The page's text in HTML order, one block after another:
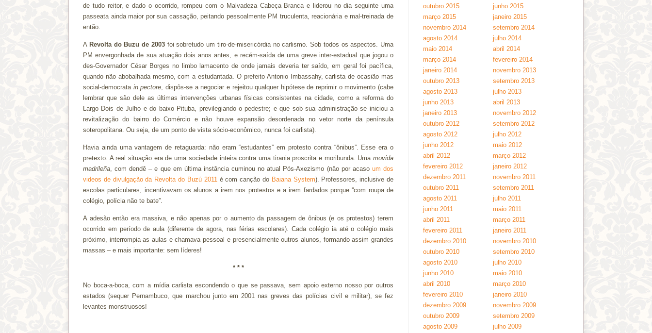
de tudo reitor, e dado o ocorrido, rompeu com o Malvadeza Cabeça Branca e liderou no dia seguinte uma
passeata ainda maior por sua cassação, peitando pessoalmente PM truculenta, reacionária e mal-treinada de
então.
A Revolta do Buzu de 2003foi sobretudo um tiro-de-misericórdia no carlismo. Sob todos os aspectos. Uma
PM envergonhada de sua atuação dois anos antes, e recém-saída de uma greve inter-estadual que jogou o
des-Governador César Borges no limbo lamacento de onde jamais deveria ter saído, em geral foi pacífica,
quando não abobalhada mesmo, com a estudantada. O prefeito Antonio Imbassahy, carlista de ocasião mas
social-democrata in pectore, dispôs-se a negociar e rejeitou qualquer hipótese de reprimir o movimento (cabe
lembrar que são dele as últimas intervenções urbanas físicas consistentes na cidade, como a reforma do
Largo Dois de Julho e do baixo Pituba, previlegiando o pedestre; e que sob sua administração se iniciou a
revitalização do bairro do Comércio e não houve expansão desordenada no vetor norte da península
soteropolitana. Ou seja, de um ponto de vista sócio-econômico, nunca foi carlista).
Havia ainda uma vantagem de retaguarda: não eram “estudantes” em protesto contra “ônibus”. Esse era o
pretexto. A real situação era de uma sociedade inteira contra uma tirania proscrita e moribunda. Uma movida
madrileña, com dendê – e que em última instância cuminou no atual Pós-Axezismo (não por acaso um dos
videos de divulgação da Revolta do Buzú 2011é com canção do Baiana System). Professores, inclusive de
escolas particulares, incentivavam os alunos a irem nos protestos e a irem fardados porque “com roupa de
colégio, polícia não te bate”.
A adesão então era massiva, e não apenas por o aumento da passagem de ônibus (e os protestos) terem
ocorrido em período de aula (diferente de agora, nas férias escolares). Cada colégio ia até o colégio mais
próximo, interrompia as aulas e chamava pessoal e presencialmente outros alunos, formando assim grandes
massas – e mais importante: sem líderes!
* * *
No boca-a-boca, com a mídia carlista escondendo o que se passava, sem apoio externo nosso por outros
estados (sequer Pernambuco, que marchou junto em 2001 nas greves das polícias civil e militar), se fez
levantes monstruosos!
outubro 2015
junho 2015
março 2015
janeiro 2015
novembro 2014
setembro 2014
agosto 2014
julho 2014
maio 2014
abril 2014
março 2014
fevereiro 2014
janeiro 2014
novembro 2013
outubro 2013
setembro 2013
agosto 2013
julho 2013
junho 2013
abril 2013
janeiro 2013
novembro 2012
outubro 2012
setembro 2012
agosto 2012
julho 2012
junho 2012
maio 2012
abril 2012
março 2012
fevereiro 2012
janeiro 2012
dezembro 2011
novembro 2011
outubro 2011
setembro 2011
agosto 2011
julho 2011
junho 2011
maio 2011
abril 2011
março 2011
fevereiro 2011
janeiro 2011
dezembro 2010
novembro 2010
outubro 2010
setembro 2010
agosto 2010
julho 2010
junho 2010
maio 2010
abril 2010
março 2010
fevereiro 2010
janeiro 2010
dezembro 2009
novembro 2009
outubro 2009
setembro 2009
agosto 2009
julho 2009